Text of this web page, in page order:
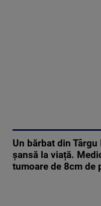
Un bărbat din
șansă la viață.
tumoare de 8cm de